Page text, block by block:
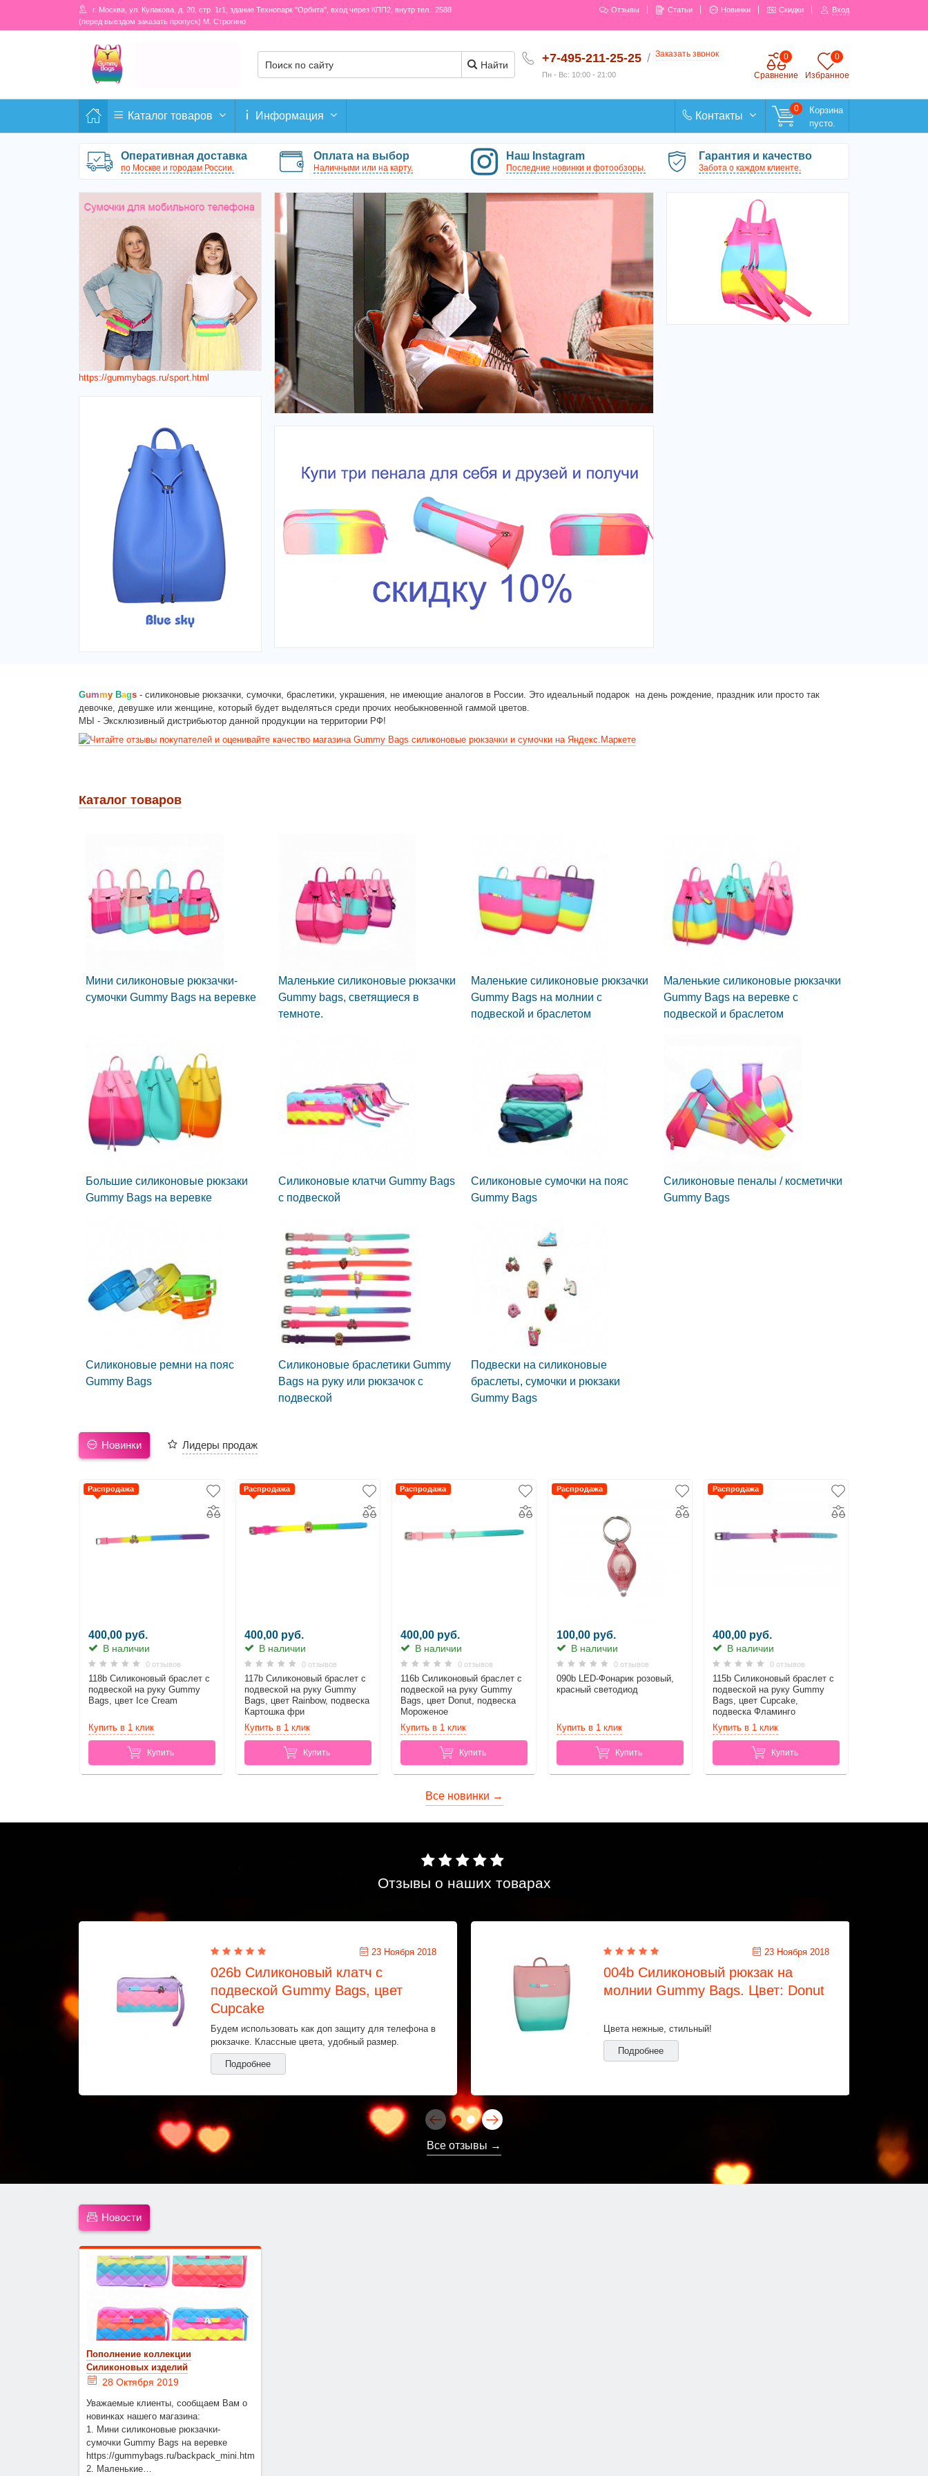
г. Москва, ул. Кулакова, д. 20, стр. 1г1, здание Технопарк "Орбита", вход через КПП2, внутр тел.: 2588
(перед выездом заказать пропуск) М. Строгино
Отзывы Статьи Новинки Скидки Вход
+7-495-211-25-25
Пн - Вс: 10:00 - 21:00
/ Заказать звонок
Избранное
0
Сравнение
0
Найти
Каталог товаров Информация
0
Корзина
пусто.
Контакты
Оперативная доставка
по Москве и городам России.
Оплата на выбор
Наличными или на карту.
Наш Instagram
Последние новинки и фотообзоры.
Гарантия и качество
Забота о каждом клиенте.
https://gummybags.ru/sport.html
Gummy Bags- силиконовые рюкзачки, сумочки, браслетики, украшения, не имеющие аналогов в России. Это идеальный подарок на день рождение, праздник или просто так
девочке, девушке или женщине, который будет выделяться среди прочих необыкновенной гаммой цветов.
МЫ - Эксклюзивный дистрибьютор данной продукции на территории РФ!
Каталог товаров
Мини силиконовые рюкзачки-
сумочки Gummy Bags на веревке
Маленькие силиконовые рюкзачки
Gummy bags, светящиеся в
темноте.
Маленькие силиконовые рюкзачки
Gummy Bags на молнии с
подвеской и браслетом
Маленькие силиконовые рюкзачки
Gummy Bags на веревке с
подвеской и браслетом
Большие силиконовые рюкзаки
Gummy Bags на веревке
Силиконовые клатчи Gummy Bags
с подвеской
Силиконовые сумочки на пояс
Gummy Bags
Силиконовые пеналы / косметички
Gummy Bags
Силиконовые ремни на пояс
Gummy Bags
Силиконовые браслетики Gummy
Bags на руку или рюкзачок с
подвеской
Подвески на силиконовые
браслеты, сумочки и рюкзаки
Gummy Bags
Новинки Лидеры продаж
Распродажа
400,00 руб.
В наличии
0 отзывов
118b Силиконовый браслет c
подвеской на руку Gummy
Bags, цвет Ice Cream
Купить в 1 клик
Купить
Распродажа
400,00 руб.
В наличии
0 отзывов
117b Силиконовый браслет c
подвеской на руку Gummy
Bags, цвет Rainbow, подвеска
Картошка фри
Купить в 1 клик
Купить
Распродажа
400,00 руб.
В наличии
0 отзывов
116b Силиконовый браслет c
подвеской на руку Gummy
Bags, цвет Donut, подвеска
Мороженое
Купить в 1 клик
Купить
Распродажа
100,00 руб.
В наличии
0 отзывов
090b LED-Фонарик розовый,
красный светодиод
Купить в 1 клик
Купить
Распродажа
400,00 руб.
В наличии
0 отзывов
115b Силиконовый браслет c
подвеской на руку Gummy
Bags, цвет Cupcake,
подвеска Фламинго
Купить в 1 клик
Купить
Все новинки →
Отзывы о наших товарах
23 Ноября 2018
026b Силиконовый клатч с
подвеской Gummy Bags, цвет
Cupcake
Будем использовать как доп защиту для телефона в
рюкзачке. Классные цвета, удобный размер.
Подробнее
23 Ноября 2018
004b Силиконовый рюкзак на
молнии Gummy Bags. Цвет: Donut
Цвета нежные, стильный!
Подробнее
Все отзывы →
Новости
Пополнение коллекции
Силиконовых изделий
28 Октября 2019
Уважаемые клиенты, сообщаем Вам о
новинках нашего магазина:
1. Мини силиконовые рюкзачки-
сумочки Gummy Bags на веревке
https://gummybags.ru/backpack_mini.html
2. Маленькие…